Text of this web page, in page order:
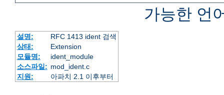
가능한 언
설명:
RFC 1413 ident 검색
상태:
Extension
모듈명:
ident_module
소스파일: mod_ident.c
지원:
아파치 2.1 이후부터